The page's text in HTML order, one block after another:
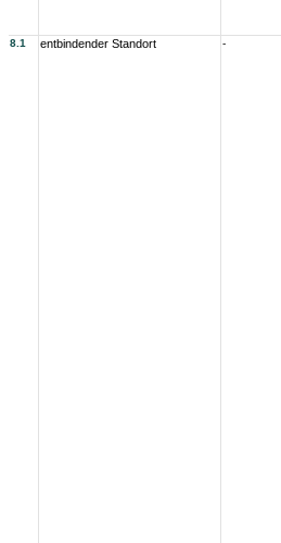
8.1 entbindender Standort -